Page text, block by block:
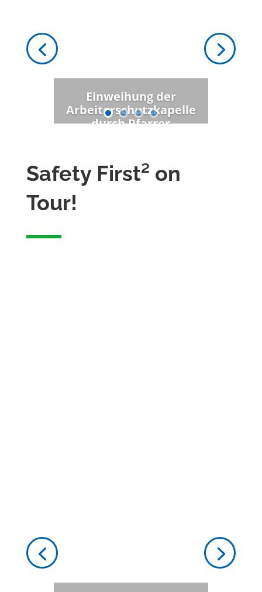
Einweihung der
Arbeiterschutzkapelle
durch Pfarrer
Safety First² on
Tour!